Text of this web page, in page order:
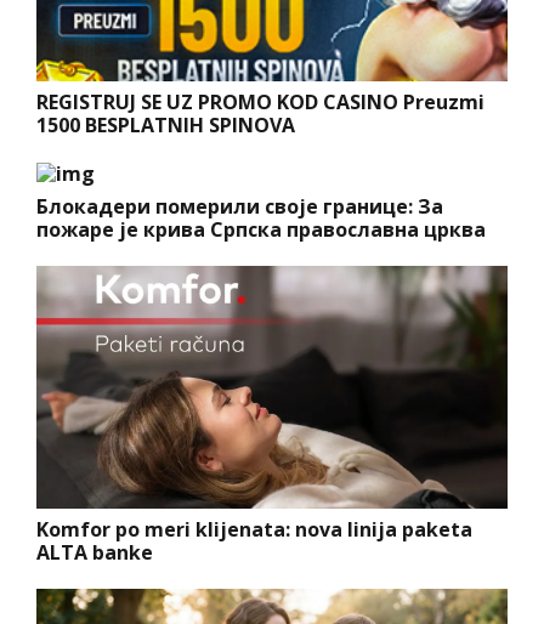
REGISTRUJ SE UZ PROMO KOD CASINO Preuzmi
1500 BESPLATNIH SPINOVA
Блокадери померили своје границе: За
пожаре је крива Српска православна црква
Komfor po meri klijenata: nova linija paketa
ALTA banke